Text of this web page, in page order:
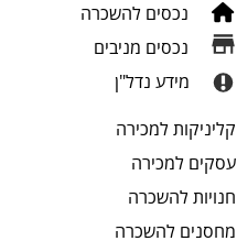
נכסים להשכרה
נכסים מניבים
מידע נדל"ן
קליניקותלמכירה
עסקים למכירה
חנויותלהשכרה
מחסנים להשכרה